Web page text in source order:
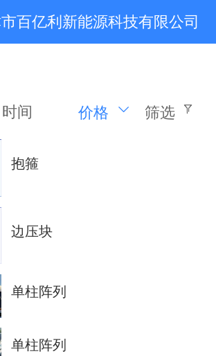
百亿利新能源科技有限公司
时间 价格 筛选
抱箍
边压块
单柱阵列
单柱阵列